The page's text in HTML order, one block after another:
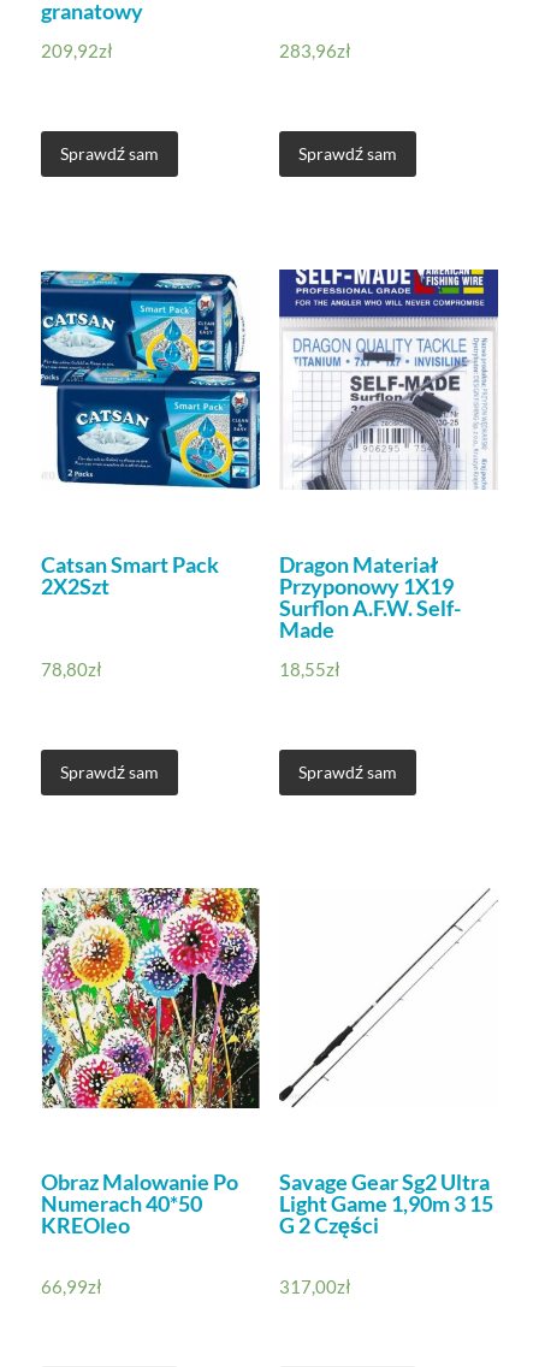
granatowy
209,92zł
Sprawdź sam
283,96zł
Sprawdź sam
Catsan Smart Pack
2X2Szt
78,80zł
Sprawdź sam
Dragon Materiał
Przyponowy 1X19
Surflon A.F.W. Self-
Made
18,55zł
Sprawdź sam
Obraz Malowanie Po
Numerach 40*50
KREOleo
66,99zł
Savage Gear Sg2 Ultra
Light Game 1,90m 3 15
G 2 Części
317,00zł